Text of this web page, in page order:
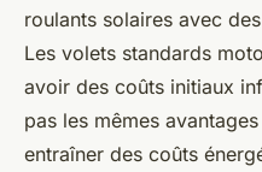
roulants solaires avec
Les volets standards
avoir des coûts initiaux
pas les mêmes
entraîner des coûts